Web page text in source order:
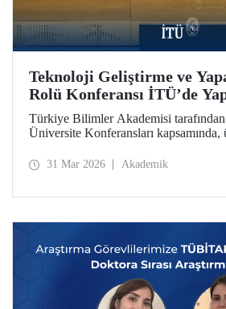
Teknoloji Geliştirme ve
Rolü Konferansı İTÜ’de
Türkiye Bilimler Akademisi
Üniversite Konferansları
Rolü” başlıklı konferans, 30 Mart
31 Mar 2026 Akademik